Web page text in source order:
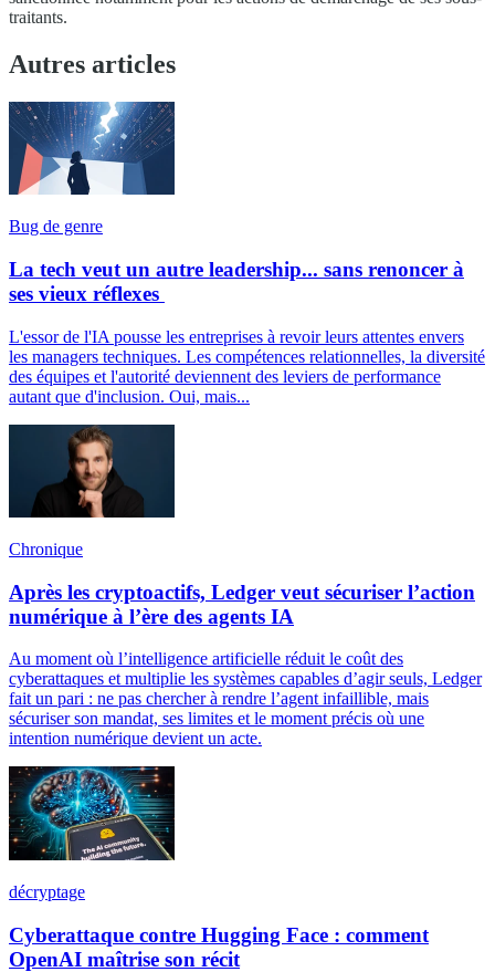
traitants.
Autres articles
Bug de genre
La tech veut un autre leadership... sans renoncer à
ses vieux réflexes
L'essor de l'IA pousse les entreprises à revoir leurs attentes envers
les managers techniques. Les compétences relationnelles, la diversité
des équipes et l'autorité deviennent des leviers de performance
autant que d'inclusion. Oui, mais...
Chronique
Après les cryptoactifs, Ledger veut sécuriser l’action
numérique à l’ère des agents IA
Au moment où l’intelligence artificielle réduit le coût des
cyberattaques et multiplie les systèmes capables d’agir seuls, Ledger
fait un pari : ne pas chercher à rendre l’agent infaillible, mais
sécuriser son mandat, ses limites et le moment précis où une
intention numérique devient un acte.
décryptage
Cyberattaque contre Hugging Face : comment
OpenAI maîtrise son récit